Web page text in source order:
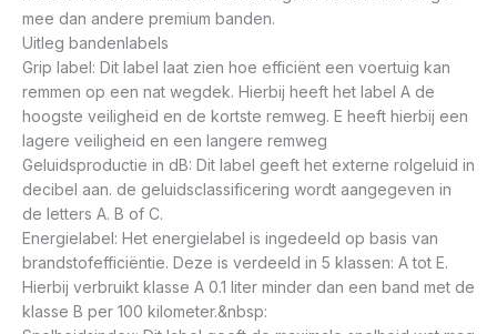
mee dan andere premium banden.
Uitleg bandenlabels
Grip label: Dit label laat zien hoe efficiënt een voertuig kan
remmen op een nat wegdek. Hierbij heeft het label A de
hoogste veiligheid en de kortste remweg. E heeft hierbij een
lagere veiligheid en een langere remweg
Geluidsproductie in dB: Dit label geeft het externe rolgeluid in
decibel aan. de geluidsclassificering wordt aangegeven in
de letters A. B of C.
Energielabel: Het energielabel is ingedeeld op basis van
brandstofefficiëntie. Deze is verdeeld in 5 klassen: A tot E.
Hierbij verbruikt klasse A 0.1 liter minder dan een band met de
klasse B per 100 kilometer.&nbsp: